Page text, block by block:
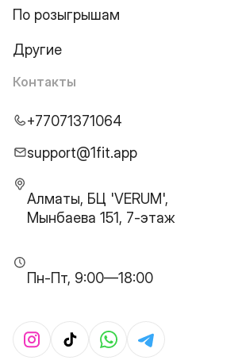
По розыгрышам
Другие
Контакты
+77071371064
support@1fit.app
Алматы, БЦ 'VERUM',
Мынбаева 151, 7-этаж
Пн-Пт, 9:00—18:00